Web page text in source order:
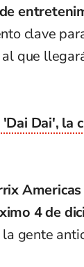
clave
que
Dai', la
4 de
gente